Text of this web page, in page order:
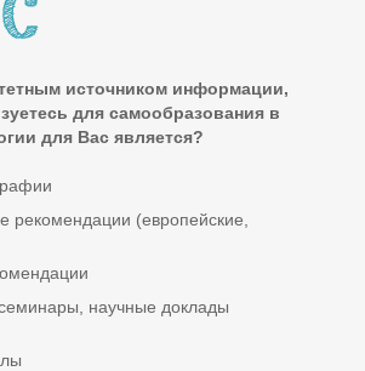
источником информации,
для самообразования в
для Вас является?
рекомендации (европейские,
научные доклады